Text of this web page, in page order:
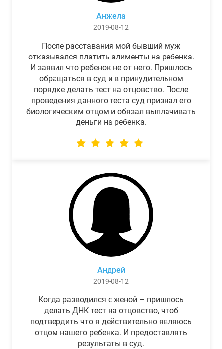
Анжела
2019-08-12
После расставания мой бывший муж
отказывался платить алименты на ребенка.
И заявил что ребенок не от него. Пришлось
обращаться в суд и в принудительном
порядке делать тест на отцовство. После
проведения данного теста суд признал его
биологическим отцом и обязал выплачивать
деньги на ребенка.
Андрей
2019-08-12
Когда разводился с женой – пришлось
делать ДНК тест на отцовство, чтоб
подтвердить что я действительно являюсь
отцом нашего ребенка. И предоставлять
результаты в суд.